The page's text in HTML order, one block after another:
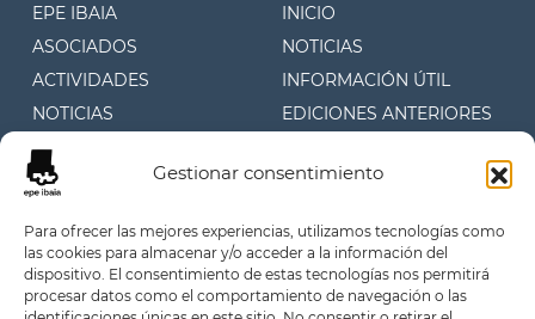
Gestionar consentimiento
Para ofrecer las mejores experiencias, utilizamos tecnologías como
las cookies para almacenar y/o acceder a la información del
dispositivo. El consentimiento de estas tecnologías nos permitirá
procesar datos como el comportamiento de navegación o las
EPE IBAIA
ASOCIADOS
ACTIVIDADES
NOTICIAS
CONTACTO
INICIO
NOTICIAS
INFORMACIÓN ÚTIL
EDICIONES ANTERIORES
CONTACTO
Juan Fermín Gilisagasti 4, 1º
Oficina 107 (Zuatzu)